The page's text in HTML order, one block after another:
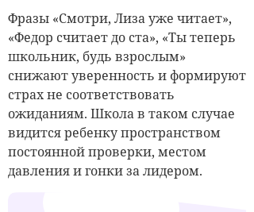
Фразы «Смотри, Лиза уже читает»,
«Федор считает до ста», «Ты теперь
школьник, будь взрослым»
снижают уверенность и формируют
страх не соответствовать
ожиданиям. Школа в таком случае
видится ребенку пространством
постоянной проверки, местом
давления и гонки за лидером.